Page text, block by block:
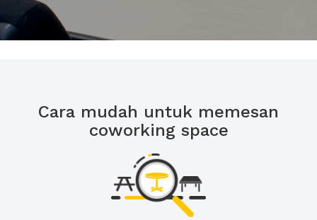
Cara mudah untuk memesan
coworking space